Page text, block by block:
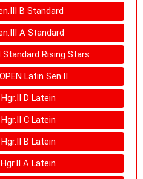
B Standard
A Standard
Standard Rising Stars
Latin Sen.II
D Latein
C Latein
B Latein
A Latein